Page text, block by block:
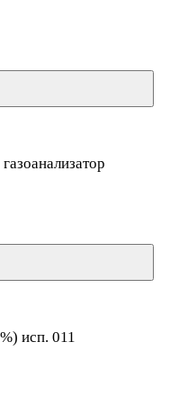
исп. 011